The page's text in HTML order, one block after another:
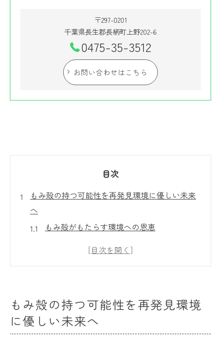
〒297-0201
千葉県長生郡長柄町上野202-6
0475-35-3512
お問い合わせはこちら
目次
もみ殻の持つ可能性を再発見環境に優しい未来
へ
もみ殻がもたらす環境への恩恵
再利用の視点から見たもみ殻の価値
環境問題解決におけるもみ殻の役割
もみ殻を活用した土壌改良材の利点とその効果
もみ殻の持つ可能性を再発見環境
に優しい未来へ